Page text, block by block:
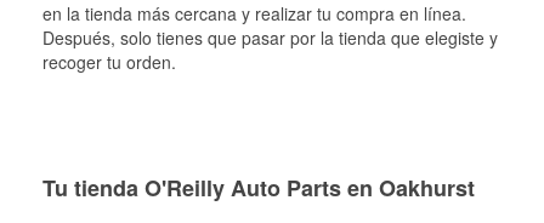
en la tienda más cercana y realizar tu compra en línea.
Después, solo tienes que pasar por la tienda que elegiste y
recoger tu orden.
Tu tienda O'Reilly Auto Parts en Oakhurst